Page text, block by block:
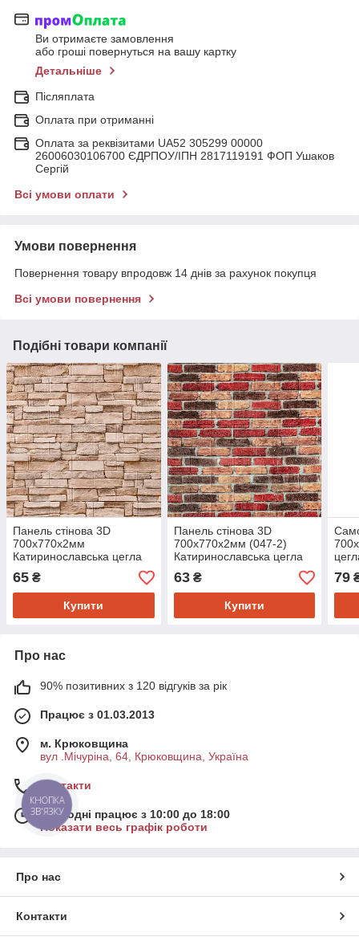
Ви отримаєте замовлення
або гроші повернуться на вашу картку
Детальніше
Післяплата
Оплата при отриманні
Оплата за реквізитами UA52 305299 00000
26006030106700 ЄДРПОУ/ІПН 2817119191 ФОП Ушаков
Сергій
Всі умови оплати
Умови повернення
Повернення товару впродовж 14 днів за рахунок покупця
Всі умови повернення
Подібні товари компанії
Панель стінова 3D
700х770х2мм
Катиринославська цегла
SW-00001913
65 ₴
Купити
Панель стінова 3D
700х770х2мм (047-2)
Катиринославська цегла
SW-00001916
63₴
Купити
79
Про нас
90% позитивних з 120 відгуків за рік
Працює з 01.03.2013
м. Крюковщина
вул .Мічуріна, 64, Крюковщина, Україна
Контакти
Сьогодні працює з 10:00 до 18:00
Показати весь графік роботи
Про нас
Контакти
КНОПКА
ЗВ'ЯЗКУ